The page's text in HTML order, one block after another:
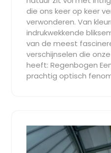
die ons keer op keer
verwonderen. Van
indrukwekkende
van de meest
verschijnselen die
heeft: Regenbogen
prachtig optisch